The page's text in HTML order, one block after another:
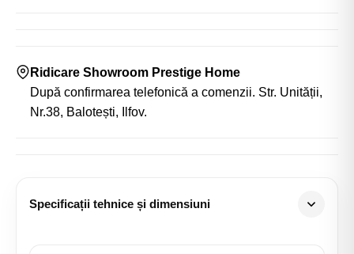
Ridicare Showroom Prestige Home
După confirmarea telefonică a comenzii. Str. Unității,
Nr.38, Balotești, Ilfov.
Specificații tehnice și dimensiuni